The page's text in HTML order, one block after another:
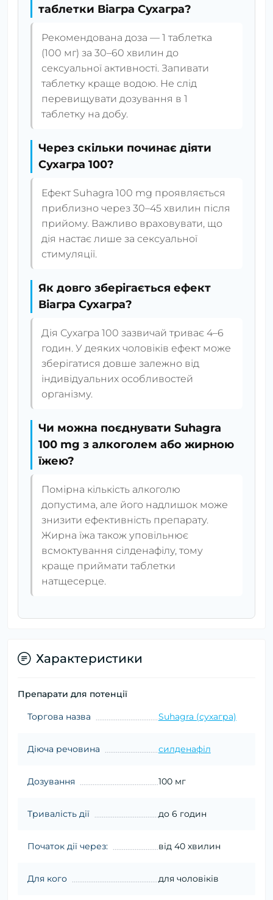
таблетки Віагра Сухагра?
Рекомендована доза — 1 таблетка
(100 мг) за 30–60 хвилин до
сексуальної активності. Запивати
таблетку краще водою. Не слід
перевищувати дозування в 1
таблетку на добу.
Через скільки починає діяти
Сухагра 100?
Ефект Suhagra 100 mg проявляється
приблизно через 30–45 хвилин після
прийому. Важливо враховувати, що
дія настає лише за сексуальної
стимуляції.
Як довго зберігається ефект
Віагра Сухагра?
Дія Сухагра 100 зазвичай триває 4–6
годин. У деяких чоловіків ефект може
зберігатися довше залежно від
індивідуальних особливостей
організму.
Чи можна поєднувати Suhagra
100 mg з алкоголем або жирною
їжею?
Помірна кількість алкоголю
допустима, але його надлишок може
знизити ефективність препарату.
Жирна їжа також уповільнює
всмоктування сілденафілу, тому
краще приймати таблетки
натщесерце.
Характеристики
Препарати для потенції
Торгова назва Suhagra (сухагра)
Діюча речовина силденафіл
Дозування 100 мг
Тривалість дії до 6 годин
Початок дії через: від 40 хвилин
Для кого для чоловіків